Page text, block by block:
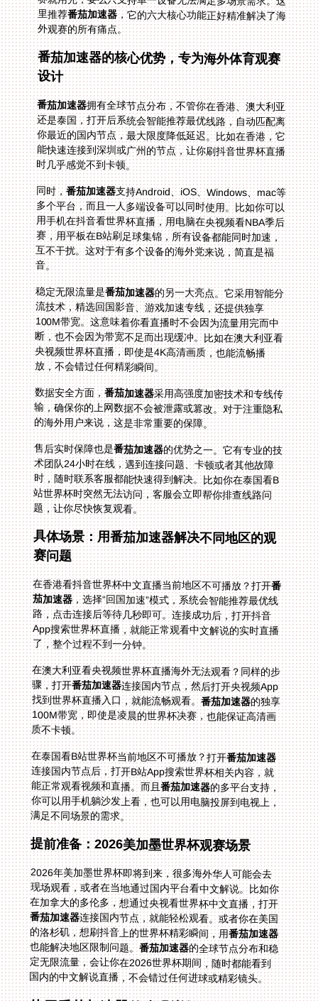
里推荐番茄加速器，它的六大核心功能正好精准解决了海
外观赛的所有痛点。
番茄加速器的核心优势，专为海外体育观赛
设计
番茄加速器拥有全球节点分布，不管你在香港、澳大利亚
还是泰国，打开后系统会智能推荐最优线路，自动匹配离
你最近的国内节点，最大限度降低延迟。比如在香港，它
能快速连接到深圳或广州的节点，让你刷抖音世界杯直播
时几乎感觉不到卡顿。
同时，番茄加速器支持Android、iOS、Windows、mac等
多个平台，而且一人多端设备可以同时使用。比如你可以
用手机在抖音看世界杯直播，用电脑在央视频看NBA季后
赛，用平板在B站刷足球集锦，所有设备都能同时加速，
互不干扰。这对于有多个设备的海外党来说，简直是福
音。
稳定无限流量是番茄加速器的另一大亮点。它采用智能分
流技术，精选回国影音、游戏加速专线，还提供独享
100M带宽。这意味着你看直播时不会因为流量用完而中
断，也不会因为带宽不足而出现缓冲。比如在澳大利亚看
央视频世界杯直播，即使是4K高清画质，也能流畅播
放，不会错过任何精彩瞬间。
数据安全方面，番茄加速器采用高强度加密技术和专线传
输，确保你的上网数据不会被泄露或篡改。对于注重隐私
的海外用户来说，这是非常重要的保障。
售后实时保障也是番茄加速器的优势之一。它有专业的技
术团队24小时在线，遇到连接问题、卡顿或者其他故障
时，随时联系客服都能快速得到解决。比如你在泰国看B
站世界杯时突然无法访问，客服会立即帮你排查线路问
题，让你尽快恢复观看。
具体场景：用番茄加速器解决不同地区的观
赛问题
在香港看抖音世界杯中文直播当前地区不可播放？打开番
茄加速器，选择“回国加速”模式，系统会智能推荐最优线
路，点击连接后等待几秒即可。连接成功后，打开抖音
App搜索世界杯直播，就能正常观看中文解说的实时直播
了，整个过程不到一分钟。
在澳大利亚看央视频世界杯直播海外无法观看？同样的步
骤，打开番茄加速器连接国内节点，然后打开央视频App
找到世界杯直播入口，就能流畅观看。番茄加速器的独享
100M带宽，即使是凌晨的世界杯决赛，也能保证高清画
质不卡顿。
在泰国看B站世界杯当前地区不可播放？打开番茄加速器
连接国内节点后，打开B站App搜索世界杯相关内容，就
能正常观看视频和直播。而且番茄加速器的多平台支持，
你可以用手机躺沙发上看，也可以用电脑投屏到电视上，
满足不同场景的需求。
提前准备：2026美加墨世界杯观赛场景
2026年美加墨世界杯即将到来，很多海外华人可能会去
现场观看，或者在当地通过国内平台看中文解说。比如你
在加拿大的多伦多，想通过央视看世界杯中文直播，打开
番茄加速器连接国内节点，就能轻松观看。或者你在美国
的洛杉矶，想刷抖音上的世界杯精彩瞬间，用番茄加速器
也能解决地区限制问题。番茄加速器的全球节点分布和稳
定无限流量，会让你在2026世界杯期间，随时都能看到
国内的中文解说直播，不会错过任何进球或精彩镜头。